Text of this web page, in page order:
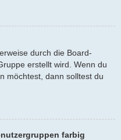
durch die Board-
erstellt wird. Wenn du
möchtest, dann solltest du
farbig